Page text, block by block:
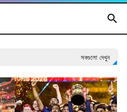
সবগুলো দেখুন